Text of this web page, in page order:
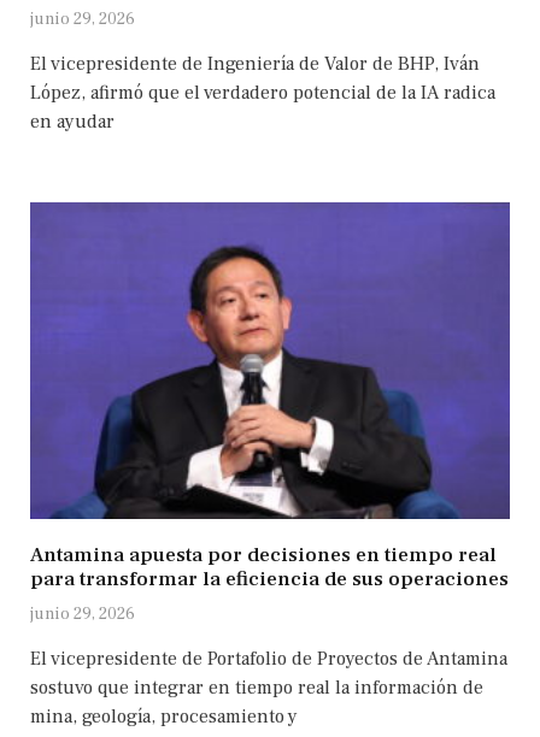
junio 29, 2026
El vicepresidente de Ingeniería de Valor de BHP, Iván
López, afirmó que el verdadero potencial de la IA radica
en ayudar
Antamina apuesta por decisiones en tiempo real
para transformar la eficiencia de sus operaciones
junio 29, 2026
El vicepresidente de Portafolio de Proyectos de Antamina
sostuvo que integrar en tiempo real la información de
mina, geología, procesamiento y